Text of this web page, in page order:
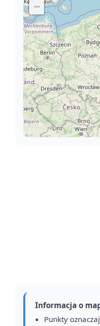
−
Informacja o
Punkty